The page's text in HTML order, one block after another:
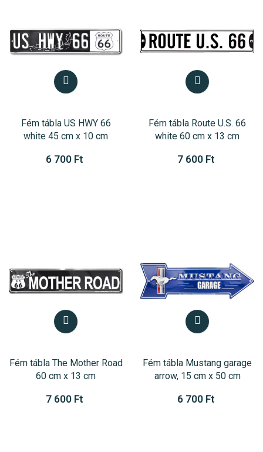
Fém tábla US HWY 66
white 45 cm x 10 cm
6 700 Ft
Fém tábla Route U.S. 66
white 60 cm x 13 cm
7 600 Ft
Fém tábla The Mother Road
60 cm x 13 cm
7 600 Ft
Fém tábla Mustang garage
arrow, 15 cm x 50 cm
6 700 Ft